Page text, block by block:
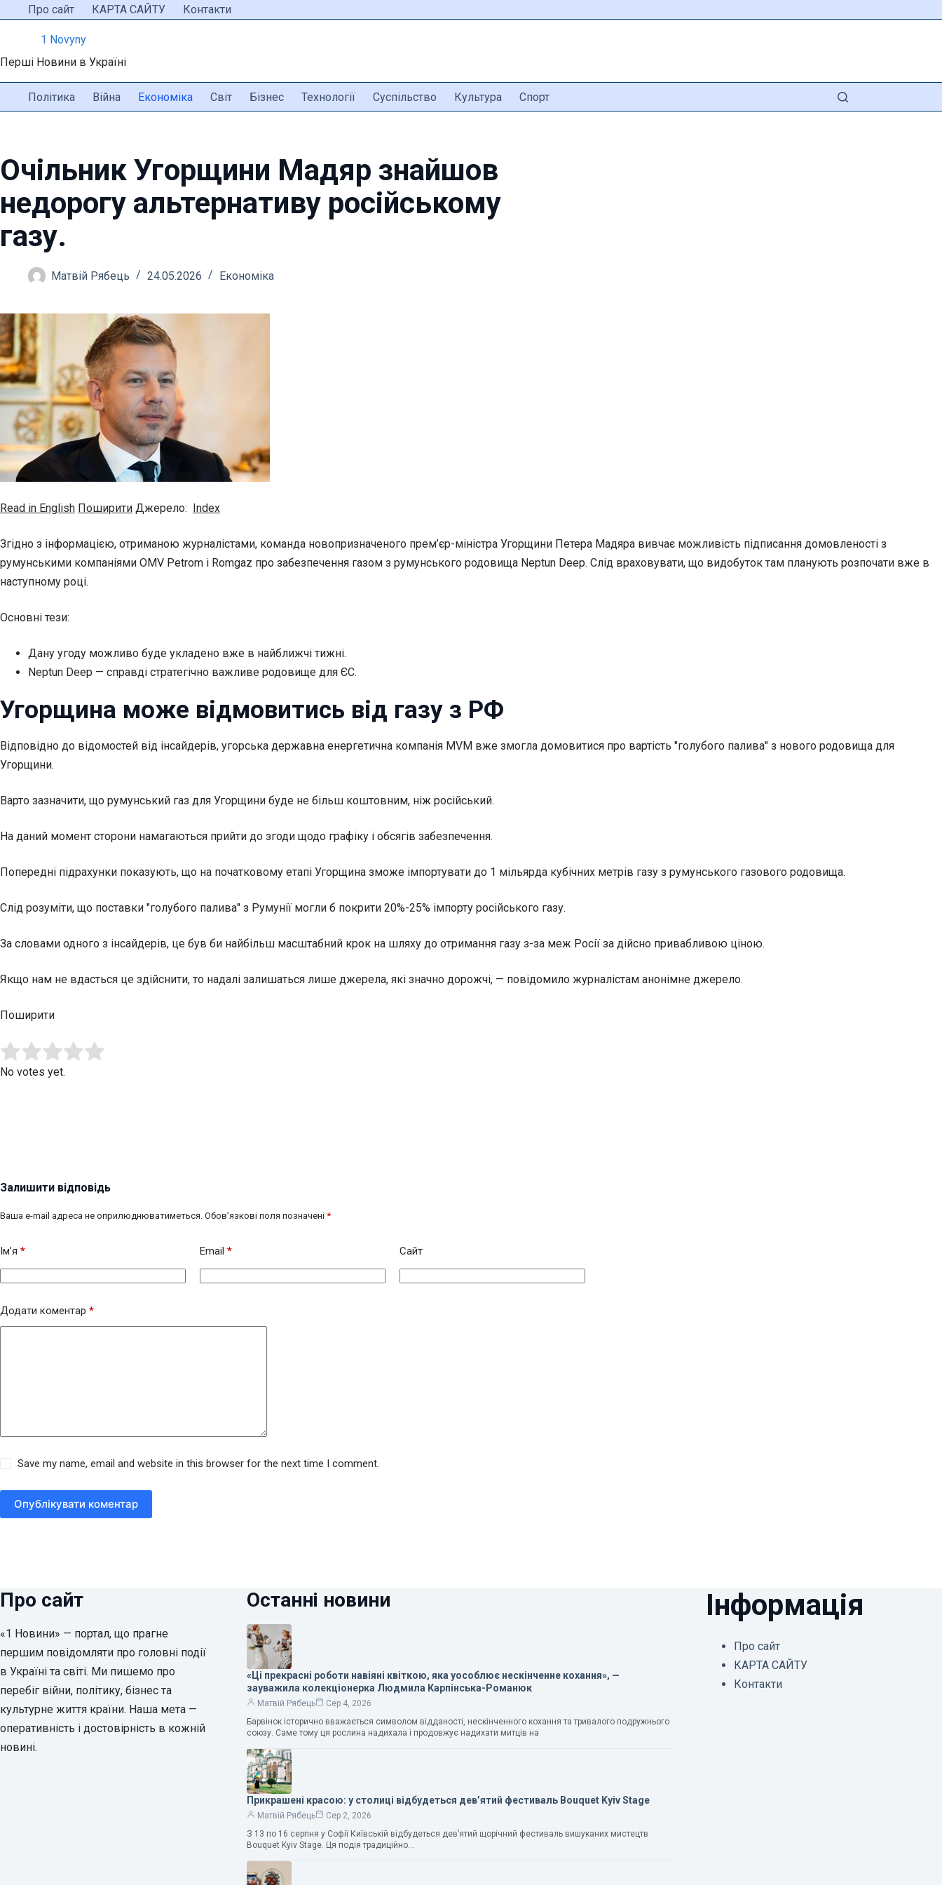
ПерейтиПро сайт КАРТА САЙТУ Контакти
1 Novyny
Перші Новини в Україні
Політика Війна Економіка Світ Бізнес Технології Суспільство Культура Спорт
Очільник Угорщини Мадяр знайшов
недорогу альтернативу російському
газу.
Матвій Рябець 24.05.2026 Економіка
Read in English Поширити Джерело: Index
Згідно з інформацією, отриманою журналістами, команда новопризначеного прем’єр-міністра Угорщини Петера Мадяра вивчає можливість підписання домовленості з
румунськими компаніями OMV Petrom і Romgaz про забезпечення газом з румунського родовища Neptun Deep. Слід враховувати, що видобуток там планують розпочати вже в
наступному році.
Основні тези:
Дану угоду можливо буде укладено вже в найближчі тижні.
Neptun Deep — справді стратегічно важливе родовище для ЄС.
Угорщина може відмовитись від газу з РФ
Відповідно до відомостей від інсайдерів, угорська державна енергетична компанія MVM вже змогла домовитися про вартість "голубого палива" з нового родовища для
Угорщини.
Варто зазначити, що румунський газ для Угорщини буде не більш коштовним, ніж російський.
На даний момент сторони намагаються прийти до згоди щодо графіку і обсягів забезпечення.
Попередні підрахунки показують, що на початковому етапі Угорщина зможе імпортувати до 1 мільярда кубічних метрів газу з румунського газового родовища.
Слід розуміти, що поставки "голубого палива" з Румунії могли б покрити 20%-25% імпорту російського газу.
За словами одного з інсайдерів, це був би найбільш масштабний крок на шляху до отримання газу з-за меж Росії за дійсно привабливою ціною.
Якщо нам не вдасться це здійснити, то надалі залишаться лише джерела, які значно дорожчі, — повідомило журналістам анонімне джерело.
Поширити
Rate this item:
No votes yet.
Залишити відповідь
Ваша e-mail адреса не оприлюднюватиметься. Обов’язкові поля позначені *
Ім’я * Email * Сайт
Додати коментар *
Save my name, email and website in this browser for the next time I comment.
Опублікувати коментар
Про сайт
«1 Новини» — портал, що прагне
першим повідомляти про головні події
в Україні та світі. Ми пишемо про
перебіг війни, політику, бізнес та
культурне життя країни. Наша мета —
оперативність і достовірність в кожній
новині.
Останні новини
«Ці прекрасні роботи навіяні квіткою, яка уособлює нескінченне кохання», —
зауважила колекціонерка Людмила Карпінська-Романюк
Матвій Рябець
Сер 4, 2026
Барвінок історично вважається символом відданості, нескінченного кохання та тривалого подружнього
союзу. Саме тому ця рослина надихала і продовжує надихати митців на
Прикрашені красою: у столиці відбудеться дев’ятий фестиваль Bouquet Kyiv Stage
Матвій Рябець
Сер 2, 2026
З 13 по 16 серпня у Софії Київській відбудеться дев’ятий щорічний фестиваль вишуканих мистецтв
Bouquet Kyiv Stage. Ця подія традиційно…
Інформація
Про сайт
КАРТА САЙТУ
Контакти